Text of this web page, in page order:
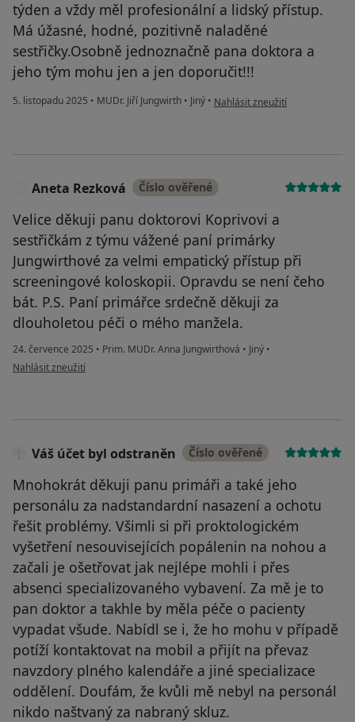
týden a vždy měl profesionální a lidský přístup.
Má úžasné, hodné, pozitivně naladěné
sestřičky.Osobně jednoznačně pana doktora a
jeho tým mohu jen a jen doporučit!!!
5. listopadu 2025 • MUDr. Jiří Jungwirth • Jiný • podle názoru uživatele Petr
Nahlásit zneužití
Aneta Rezková Číslo ověřené
Velice děkuji panu doktorovi Koprivovi a
sestřičkám z týmu vážené paní primárky
Jungwirthové za velmi empatický přístup při
screeningové koloskopii. Opravdu se není čeho
bát. P.S. Paní primářce srdečně děkuji za
dlouholetou péči o mého manžela.
24. července 2025 • Prim. MUDr. Anna Jungwirthová • Jiný •
podle názoru uživatele Aneta Rezková
Nahlásit zneužití
Váš účet byl odstraněn Číslo ověřené
Mnohokrát děkuji panu primáři a také jeho
personálu za nadstandardní nasazení a ochotu
řešit problémy. Všimli si při proktologickém
vyšetření nesouvisejících popálenin na nohou a
začali je ošetřovat jak nejlépe mohli i přes
absenci specializovaného vybavení. Za mě je to
pan doktor a takhle by měla péče o pacienty
vypadat všude. Nabídl se i, že ho mohu v případě
potíží kontaktovat na mobil a přijít na převaz
navzdory plného kalendáře a jiné specializace
oddělení. Doufám, že kvůli mě nebyl na personál
nikdo naštvaný za nabraný skluz.